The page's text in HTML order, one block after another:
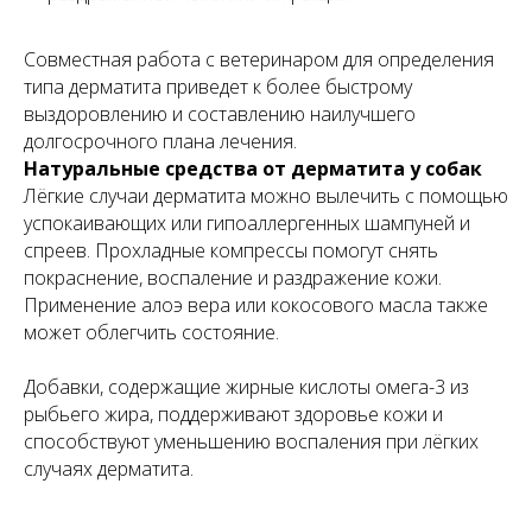
Совместная работа с ветеринаром для определения
типа дерматита приведет к более быстрому
выздоровлению и составлению наилучшего
долгосрочного плана лечения.
Натуральные средства от дерматита у собак
Лёгкие случаи дерматита можно вылечить с помощью
успокаивающих или гипоаллергенных шампуней и
спреев. Прохладные компрессы помогут снять
покраснение, воспаление и раздражение кожи.
Применение алоэ вера или кокосового масла также
может облегчить состояние.
Добавки, содержащие жирные кислоты омега-3 из
рыбьего жира, поддерживают здоровье кожи и
способствуют уменьшению воспаления при лёгких
случаях дерматита.